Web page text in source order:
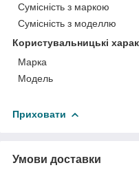
Сумісність з маркою
Сумісність з моделлю
Користувальницькі
Марка
Мoдель
Приховати
Умови доставки